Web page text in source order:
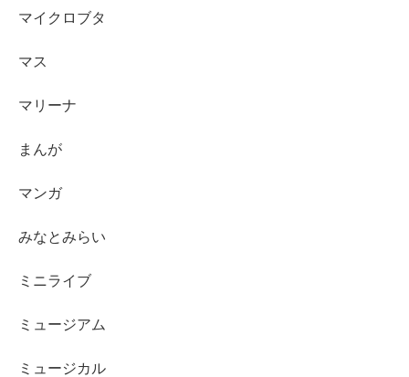
マイクロブタ
マス
マリーナ
まんが
マンガ
みなとみらい
ミニライブ
ミュージアム
ミュージカル